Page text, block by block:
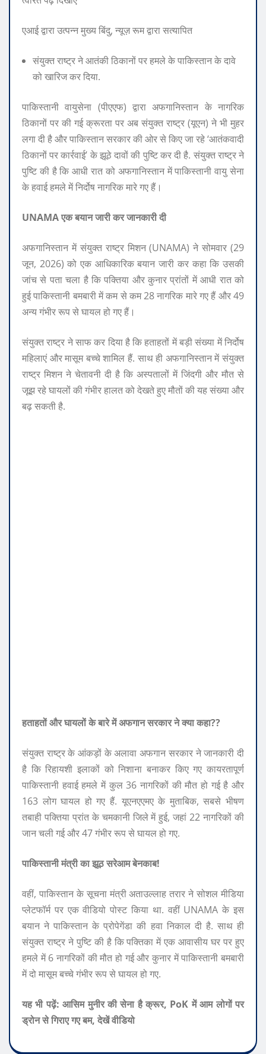
एआई द्वारा उत्पन्न मुख्य बिंदु, न्यूज़ रूम द्वारा सत्यापित
संयुक्त राष्ट्र ने आतंकी ठिकानों पर हमले के पाकिस्तान के दावे
को खारिज कर दिया.
पाकिस्तानी वायुसेना (पीएएफ) द्वारा अफगानिस्तान के नागरिक
ठिकानों पर की गई क्रूरता पर अब संयुक्त राष्ट्र (यूएन) ने भी मुहर
लगा दी है और पाकिस्तान सरकार की ओर से किए जा रहे ‘आतंकवादी
ठिकानों पर कार्रवाई’ के झूठे दावों की पुष्टि कर दी है. संयुक्त राष्ट्र ने
पुष्टि की है कि आधी रात को अफगानिस्तान में पाकिस्तानी वायु सेना
के हवाई हमले में निर्दोष नागरिक मारे गए हैं।
UNAMAएक बयान जारी कर जानकारी दी
अफगानिस्तान में संयुक्त राष्ट्र मिशन (UNAMA) ने सोमवार (29
जून, 2026) को एक आधिकारिक बयान जारी कर कहा कि उसकी
जांच से पता चला है कि पक्तिया और कुनार प्रांतों में आधी रात को
हुई पाकिस्तानी बमबारी में कम से कम 28 नागरिक मारे गए हैं और 49
अन्य गंभीर रूप से घायल हो गए हैं।
संयुक्त राष्ट्र ने साफ कर दिया है कि हताहतों में बड़ी संख्या में निर्दोष
महिलाएं और मासूम बच्चे शामिल हैं. साथ ही अफगानिस्तान में संयुक्त
राष्ट्र मिशन ने चेतावनी दी है कि अस्पतालों में जिंदगी और मौत से
जूझ रहे घायलों की गंभीर हालत को देखते हुए मौतों की यह संख्या और
बढ़ सकती है.
हताहतों और घायलों के बारे में अफगान सरकार ने क्या कहा??
संयुक्त राष्ट्र के आंकड़ों के अलावा अफगान सरकार ने जानकारी दी
है कि रिहायशी इलाकों को निशाना बनाकर किए गए कायरतापूर्ण
पाकिस्तानी हवाई हमले में कुल 36 नागरिकों की मौत हो गई है और
163 लोग घायल हो गए हैं. यूएनएएमए के मुताबिक, सबसे भीषण
तबाही पक्तिया प्रांत के चमकानी जिले में हुई, जहां 22 नागरिकों की
जान चली गई और 47 गंभीर रूप से घायल हो गए.
पाकिस्तानी मंत्री का झूठ सरेआम बेनकाब!
वहीं, पाकिस्तान के सूचना मंत्री अताउल्लाह तरार ने सोशल मीडिया
प्लेटफॉर्म पर एक वीडियो पोस्ट किया था. वहीं UNAMA के इस
बयान ने पाकिस्तान के प्रोपेगेंडा की हवा निकाल दी है. साथ ही
संयुक्त राष्ट्र ने पुष्टि की है कि पक्तिका में एक आवासीय घर पर हुए
हमले में 6 नागरिकों की मौत हो गई और कुनार में पाकिस्तानी बमबारी
में दो मासूम बच्चे गंभीर रूप से घायल हो गए.
यह भी पढ़ें: आसिम मुनीर की सेना है क्रूर, PoK में आम लोगों पर
ड्रोन से गिराए गए बम, देखें वीडियो